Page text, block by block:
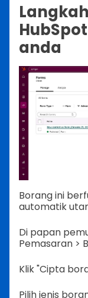
anda
Borang ini
automatik
Di papan
Pemasaran >
Klik "Cipta
Pilih jenis